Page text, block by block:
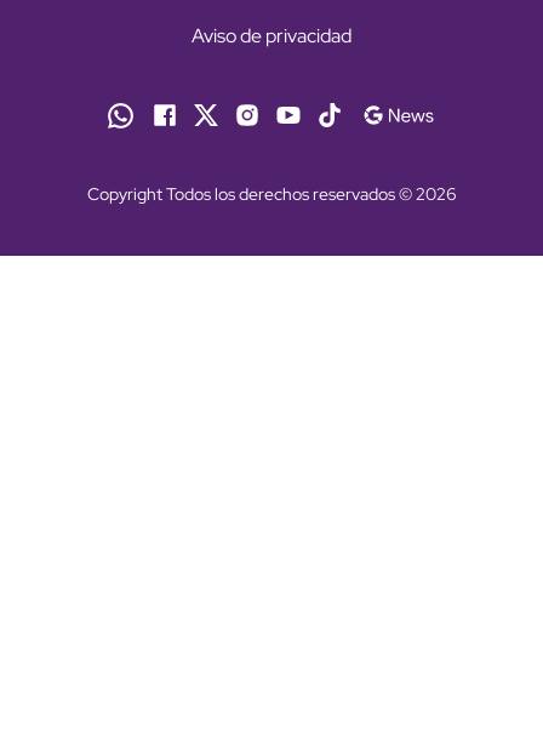
Aviso de privacidad
Copyright Todos los derechos reservados © 2026